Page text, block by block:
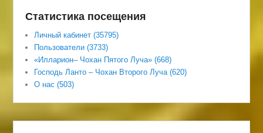
Статистика посещения
Личный кабинет (35795)
Пользователи (3733)
«Илларион– Чохан Пятого Луча» (668)
Господь Ланто – Чохан Второго Луча (620)
О нас (503)